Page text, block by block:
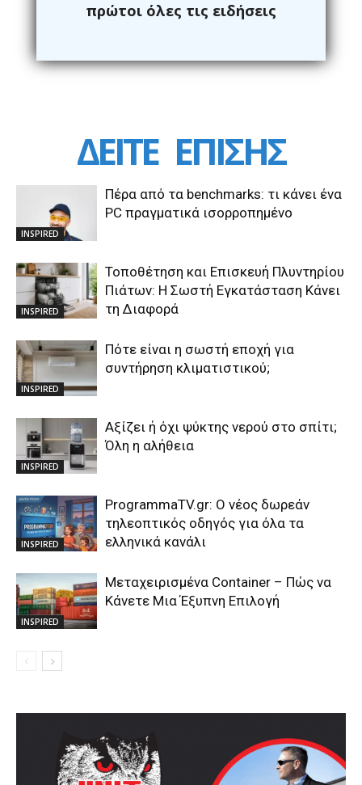
πρώτοι όλες τις ειδήσεις
ΔΕΙΤΕ ΕΠΙΣΗΣ
INSPIRED
Πέρα από τα benchmarks: τι κάνει ένα
PC πραγματικά ισορροπημένο
INSPIRED
Τοποθέτηση και Επισκευή Πλυντηρίου
Πιάτων: Η Σωστή Εγκατάσταση Κάνει
τη Διαφορά
INSPIRED
Πότε είναι η σωστή εποχή για
συντήρηση κλιματιστικού;
INSPIRED
Αξίζει ή όχι ψύκτης νερού στο σπίτι;
Όλη η αλήθεια
INSPIRED
ProgrammaTV.gr: Ο νέος δωρεάν
τηλεοπτικός οδηγός για όλα τα
ελληνικά κανάλι
INSPIRED
Μεταχειρισμένα Container – Πώς να
Κάνετε Μια Έξυπνη Επιλογή